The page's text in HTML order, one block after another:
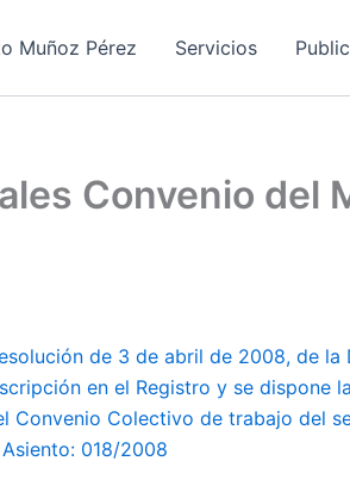
Muñoz Pérez Servicios
Convenio del
de 3 de abril de 2008, de la
en el Registro y se dispone
Convenio Colectivo de trabajo del
018/2008